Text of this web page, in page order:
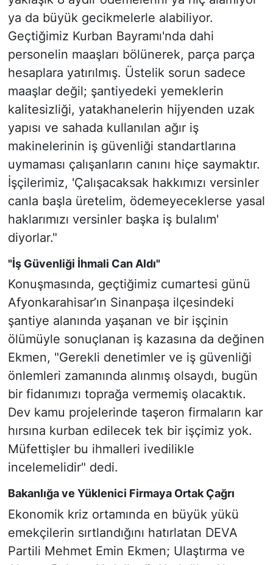
ya da büyük gecikmelerle alabiliyor.
Geçtiğimiz Kurban Bayramı'nda dahi
personelin maaşları bölünerek, parça parça
hesaplara yatırılmış. Üstelik sorun sadece
maaşlar değil; şantiyedeki yemeklerin
kalitesizliği, yatakhanelerin hijyenden uzak
yapısı ve sahada kullanılan ağır iş
makinelerinin iş güvenliği standartlarına
uymaması çalışanların canını hiçe saymaktır.
İşçilerimiz, 'Çalışacaksak hakkımızı versinler
canla başla üretelim, ödemeyeceklerse yasal
haklarımızı versinler başka iş bulalım'
diyorlar."
"İş Güvenliği İhmali Can Aldı"
Konuşmasında, geçtiğimiz cumartesi günü
Afyonkarahisar’ın Sinanpaşa ilçesindeki
şantiye alanında yaşanan ve bir işçinin
ölümüyle sonuçlanan iş kazasına da değinen
Ekmen, "Gerekli denetimler ve iş güvenliği
önlemleri zamanında alınmış olsaydı, bugün
bir fidanımızı toprağa vermemiş olacaktık.
Dev kamu projelerinde taşeron firmaların kar
hırsına kurban edilecek tek bir işçimiz yok.
Müfettişler bu ihmalleri ivedilikle
incelemelidir" dedi.
Bakanlığa ve Yüklenici Firmaya Ortak Çağrı
Ekonomik kriz ortamında en büyük yükü
emekçilerin sırtlandığını hatırlatan DEVA
Partili Mehmet Emin Ekmen; Ulaştırma ve